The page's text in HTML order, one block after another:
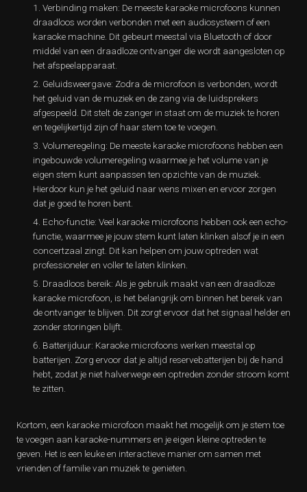
Verbinding maken: De meeste karaoke microfoons kunnen
draadloos worden verbonden met een audiosysteem of een
karaoke machine. Dit gebeurt meestal via Bluetooth of door
middel van een draadloze ontvanger die wordt aangesloten op
het afspeelapparaat.
Geluidsweergave: Zodra de microfoon is verbonden, wordt
het geluid van de muziek en de zang via de luidsprekers
afgespeeld. Dit stelt de zanger in staat om de muziek te horen
en tegelijkertijd zijn of haar stem toe te voegen.
Volumeregeling: De meeste karaoke microfoons hebben een
ingebouwde volumeregeling waarmee je het volume van je
eigen stem kunt aanpassen ten opzichte van de muziek.
Hierdoor kun je het geluid naar wens mixen en ervoor zorgen
dat je goed te horen bent.
Echo-functie: Veel karaoke microfoons hebben ook een echo-
functie, waarmee je jouw stem kunt laten klinken alsof je in een
concertzaal zingt. Dit kan helpen om jouw optreden wat
professioneler en voller te laten klinken.
Draadloos bereik: Als je gebruik maakt van een draadloze
karaoke microfoon, is het belangrijk om binnen het bereik van
de ontvanger te blijven. Dit zorgt ervoor dat het signaal helder en
zonder storingen blijft.
Batterijduur: Karaoke microfoons werken meestal op
batterijen. Zorg ervoor dat je altijd reservebatterijen bij de hand
hebt, zodat je niet halverwege een optreden zonder stroom komt
te zitten.
Kortom, een karaoke microfoon maakt het mogelijk om je stem toe
te voegen aan karaoke-nummers en je eigen kleine optreden te
geven. Het is een leuke en interactieve manier om samen met
vrienden of familie van muziek te genieten.